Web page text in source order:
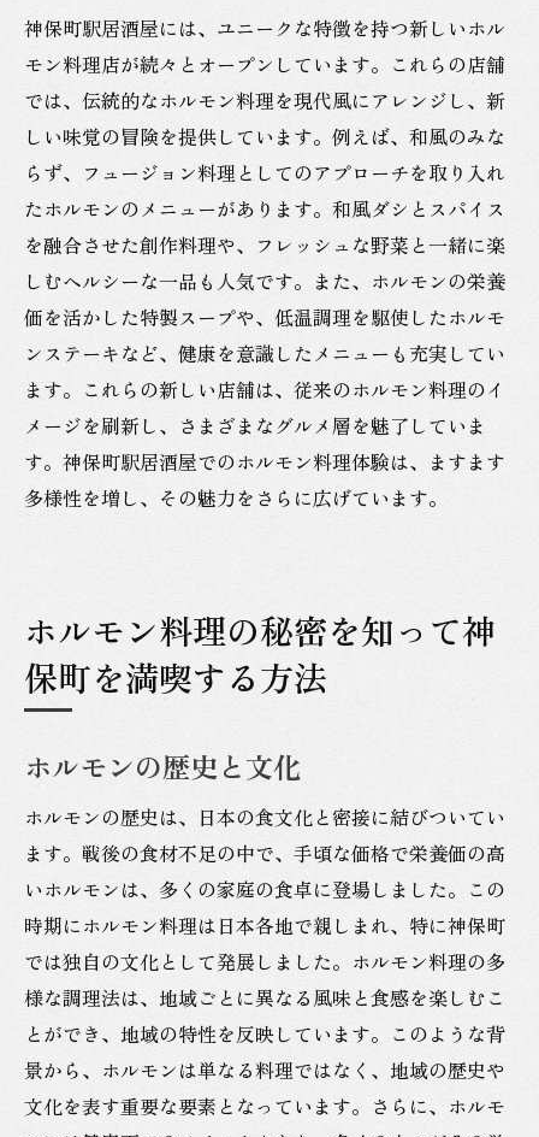
神保町駅居酒屋には、ユニークな特徴を持つ新しいホル
モン料理店が続々とオープンしています。これらの店舗
では、伝統的なホルモン料理を現代風にアレンジし、新
しい味覚の冒険を提供しています。例えば、和風のみな
らず、フュージョン料理としてのアプローチを取り入れ
たホルモンのメニューがあります。和風ダシとスパイス
を融合させた創作料理や、フレッシュな野菜と一緒に楽
しむヘルシーな一品も人気です。また、ホルモンの栄養
価を活かした特製スープや、低温調理を駆使したホルモ
ンステーキなど、健康を意識したメニューも充実してい
ます。これらの新しい店舗は、従来のホルモン料理のイ
メージを刷新し、さまざまなグルメ層を魅了していま
す。神保町駅居酒屋でのホルモン料理体験は、ますます
多様性を増し、その魅力をさらに広げています。
ホルモン料理の秘密を知って神
保町を満喫する方法
ホルモンの歴史と文化
ホルモンの歴史は、日本の食文化と密接に結びついてい
ます。戦後の食材不足の中で、手頃な価格で栄養価の高
いホルモンは、多くの家庭の食卓に登場しました。この
時期にホルモン料理は日本各地で親しまれ、特に神保町
では独自の文化として発展しました。ホルモン料理の多
様な調理法は、地域ごとに異なる風味と食感を楽しむこ
とができ、地域の特性を反映しています。このような背
景から、ホルモンは単なる料理ではなく、地域の歴史や
文化を表す重要な要素となっています。さらに、ホルモ